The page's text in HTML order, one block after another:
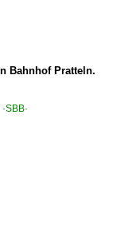
Bahnhof Pratteln.